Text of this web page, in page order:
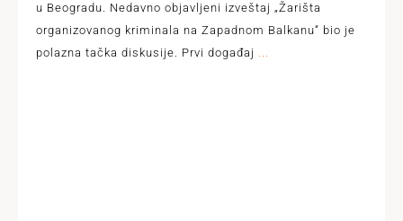
u Beogradu. Nedavno objavljeni izveštaj „Žarišta
organizovanog kriminala na Zapadnom Balkanu“ bio je
polazna tačka diskusije. Prvi događaj ...